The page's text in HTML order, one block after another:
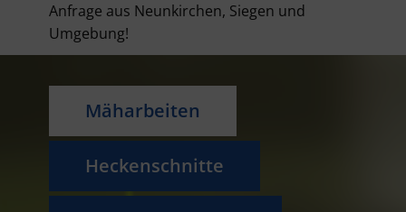
Anfrage aus Neunkirchen, Siegen und
Umgebung!
Mäharbeiten
Heckenschnitte